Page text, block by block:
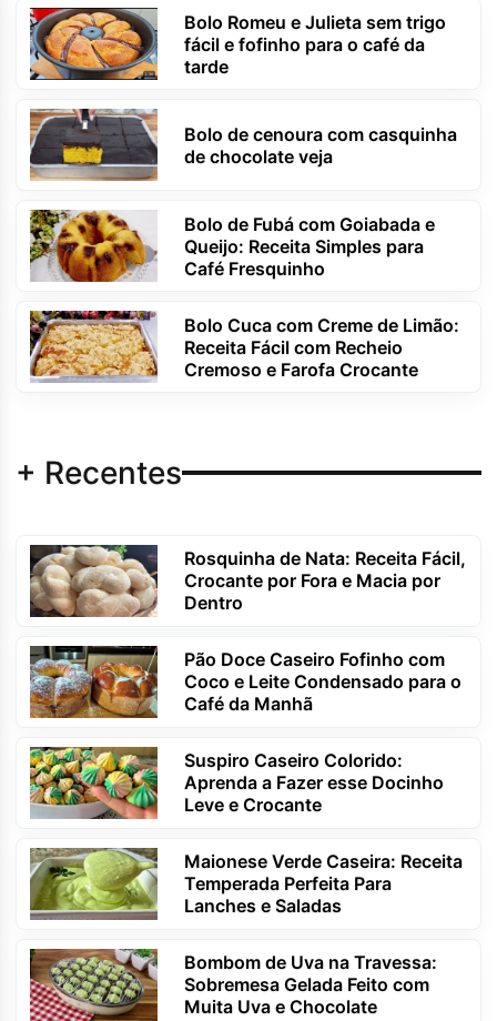
Bolo Romeu e Julieta sem trigo
fácil e fofinho para o café da
tarde
Bolo de cenoura com casquinha
de chocolate veja
Bolo de Fubá com Goiabada e
Queijo: Receita Simples para
Café Fresquinho
Bolo Cuca com Creme de Limão:
Receita Fácil com Recheio
Cremoso e Farofa Crocante
+ Recentes
Rosquinha de Nata: Receita Fácil,
Crocante por Fora e Macia por
Dentro
Pão Doce Caseiro Fofinho com
Coco e Leite Condensado para o
Café da Manhã
Suspiro Caseiro Colorido:
Aprenda a Fazer esse Docinho
Leve e Crocante
Maionese Verde Caseira: Receita
Temperada Perfeita Para
Lanches e Saladas
Bombom de Uva na Travessa:
Sobremesa Gelada Feito com
Muita Uva e Chocolate